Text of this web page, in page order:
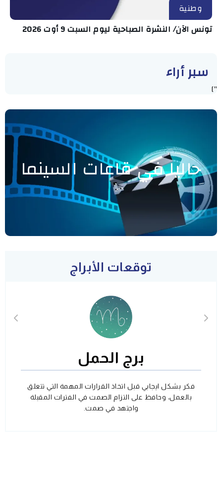
وطنية
تونس الآن/ النشرة الصباحية ليوم السبت 9 أوت 2026
سبر أراء
"]
حاليا في قاعات السينما
توقعات الأبراج
برج الحمل
فكر بشكل ايجابي قبل اتخاذ القرارات المهمة التي تتعلق
بالعمل، وحافظ على التزام الصمت في الفترات المقبلة
واجتهد في صمت.